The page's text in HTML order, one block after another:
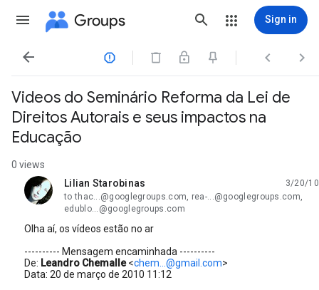
Groups Sign in
   
Videos do Seminário Reforma da Lei de
Direitos Autorais e seus impactos na
Educação
0 views
Lilian Starobinas
unread,
3/20/10
to thac...@googlegroups.com, rea-...@googlegroups.com,
edublo...@googlegroups.com
Olha aí, os vídeos estão no ar
---------- Mensagem encaminhada ----------
De: Leandro Chemalle <chem...@gmail.com>
Data: 20 de março de 2010 11:12